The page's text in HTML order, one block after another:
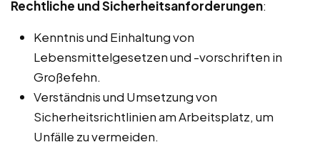
Rechtliche und Sicherheitsanforderungen:
Kenntnis und Einhaltung von
Lebensmittelgesetzen und -vorschriften in
Großefehn.
Verständnis und Umsetzung von
Sicherheitsrichtlinien am Arbeitsplatz, um
Unfälle zu vermeiden.